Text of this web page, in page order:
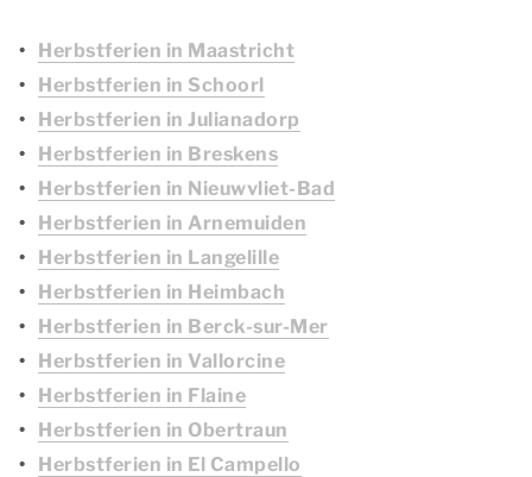
Herbstferien in Maastricht
Herbstferien in Schoorl
Herbstferien in Julianadorp
Herbstferien in Breskens
Herbstferien in Nieuwvliet-Bad
Herbstferien in Arnemuiden
Herbstferien in Langelille
Herbstferien in Heimbach
Herbstferien in Berck-sur-Mer
Herbstferien in Vallorcine
Herbstferien in Flaine
Herbstferien in Obertraun
Herbstferien in El Campello